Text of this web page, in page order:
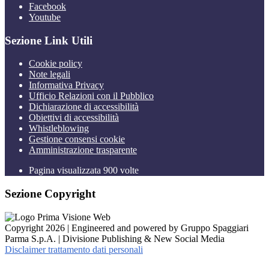
Facebook
Youtube
Sezione Link Utili
Cookie policy
Note legali
Informativa Privacy
Ufficio Relazioni con il Pubblico
Dichiarazione di accessibilità
Obiettivi di accessibilità
Whistleblowing
Gestione consensi cookie
Amministrazione trasparente
Pagina visualizzata 900 volte
Sezione Copyright
Copyright 2026 | Engineered and powered by Gruppo Spaggiari
Parma S.p.A. | Divisione Publishing & New Social Media
Disclaimer trattamento dati personali